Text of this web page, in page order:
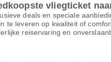
vliegticket
deals en speciale
te leveren op kwaliteit of
reiservaring en